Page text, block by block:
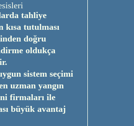
tahliye
kısa tutulması
doğru
oldukça
sistem seçimi
uzman yangın
firmaları ile
büyük avantaj